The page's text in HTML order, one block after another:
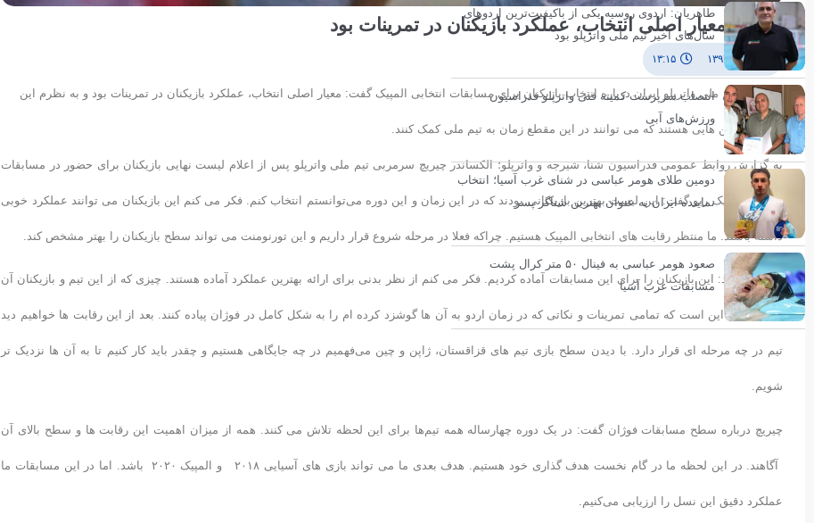
چیریچ: معیار اصلی انتخاب، عملکرد بازیکنان در تمرینات بود
۱۳:۱۵
سرمربی تیم ملی واترپلو ایران درباره انتخاب بازیکنان برای مسابقات انتخابی المپیک گفت: معیار اصلی انتخاب، عملکرد بازیکنان در تمرینات بود و به نظرم این
لیست بهترین هایی هستند که می توانند در این مقطع زمان به تیم ملی کمک کنند.
به گزارش روابط عمومی فدراسیون شنا، شیرجه و واترپلو؛ الکساندر چیریچ سرمربی تیم ملی واترپلو پس از اعلام لیست نهایی بازیکنان برای حضور در مسابقات
انتخابی المپیک ریو گفت: این لیست بهترین بازیکنانی بودند که در این زمان و این دوره می‌توانستم انتخاب کنم. فکر می کنم این بازیکنان می توانند عملکرد خوبی
داشته باشند. ما منتظر رقابت های انتخابی المپیک هستیم. چراکه فعلا در مرحله شروع قرار داریم و این تورنومنت می تواند سطح بازیکنان را بهتر مشخص کند.
وی ادامه داد: این بازیکنان را برای این مسابقات آماده کردیم. فکر می کنم از نظر بدنی برای ارائه بهترین عملکرد آماده هستند. چیزی که از این تیم و بازیکنان آن
انتظار دارم این است که تمامی تمرینات و نکاتی که در زمان اردو به آن ها گوشزد کرده ام را به شکل کامل در فوژان پیاده کنند. بعد از این رقابت ها خواهیم دید
تیم در چه مرحله ای قرار دارد. با دیدن سطح بازی تیم های قزاقستان، ژاپن و چین می‌فهمیم در چه جایگاهی هستیم و چقدر باید کار کنیم تا به آن ها نزدیک تر
شویم.
چیریچ درباره سطح مسابقات فوژان گفت: در یک دوره چهارساله همه تیم‌ها برای این لحظه تلاش می کنند. همه از میزان اهمیت این رقابت ها و سطح بالای آن
آگاهند. در این لحظه ما در گام نخست هدف گذاری خود هستیم. هدف بعدی ما می تواند بازی های آسیایی ۲۰۱۸ و المپیک ۲۰۲۰ باشد. اما در این مسابقات ما
عملکرد دقیق این نسل را ارزیابی می‌کنیم.
طاهریان: اردوی روسیه یکی از باکیفیت‌ترین اردوهای
سال‌های اخیر تیم ملی واترپلو بود
انتصاب سرپرست کمیته فنی واترپلو فدراسیون
ورزش‌های آبی
دومین طلای هومر عباسی در شنای غرب آسیا؛ انتخاب
نماینده ایران به عنوان بهترین شناگر پسر
صعود هومر عباسی به فینال ۵۰ متر کرال پشت
مسابقات غرب آسیا